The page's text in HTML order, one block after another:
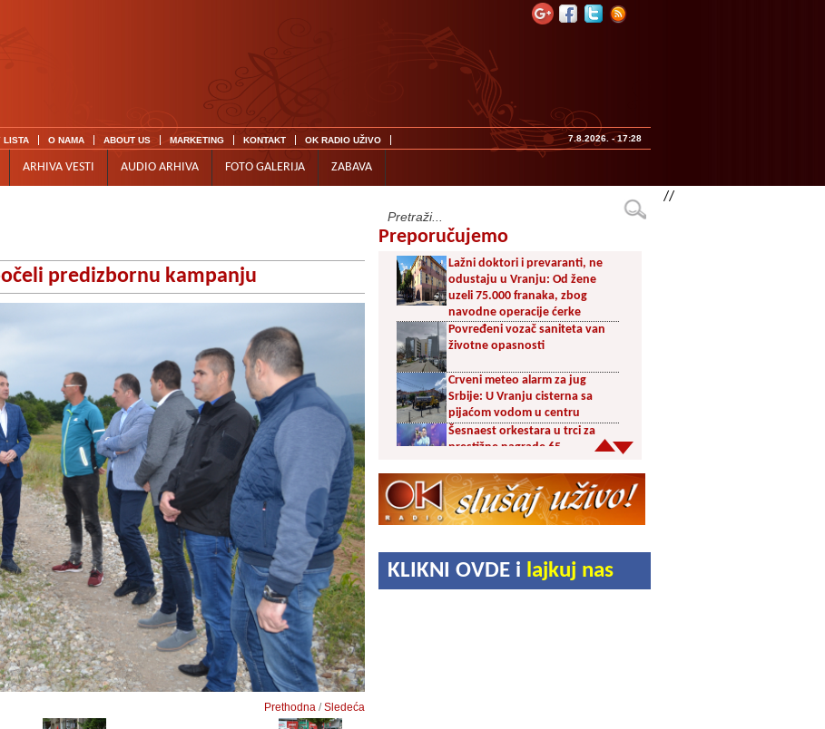
LISTA O NAMA ABOUT US MARKETING KONTAKT OK RADIO UŽIVO 7.8.2026. - 17:28
ARHIVA VESTI AUDIO ARHIVA FOTO GALERIJA ZABAVA
predizbornu kampanju
Prethodna /Sledeća
Preporučujemo
Lažni doktori i prevaranti, ne
odustaju u Vranju: Od žene
uzeli 75.000 franaka, zbog
navodne operacije ćerke
Povređeni vozač saniteta van
životne opasnosti
Crveni meteo alarm za jug
Srbije: U Vranju cisterna sa
pijaćom vodom u centru
Šesnaest orkestara u trci za
prestižne nagrade 65.
Bez Vranjanaca u
takmičarskom delu
Akcija dobrovoljnog davanja
KUD Vrelac u Vranjskoj Banji
domaćin Međunarodnog
KLIKNI OVDE i lajkuj nas
//